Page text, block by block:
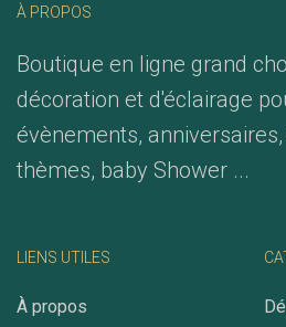
À PROPOS
Boutique en ligne grand
décoration et d'éclairage
évènements,
thèmes, baby Shower ...
LIENS UTILES
À propos